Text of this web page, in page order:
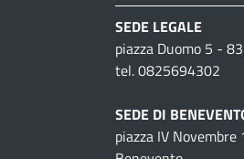
SEDE LEGALE
piazza Duomo 5 -
tel. 0825694302
SEDE DI
piazza IV